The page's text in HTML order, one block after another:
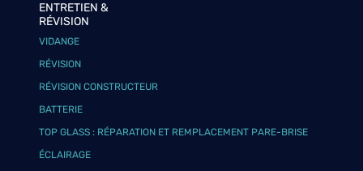
ENTRETIEN &
RÉVISION
VIDANGE
RÉVISION
RÉVISION CONSTRUCTEUR
BATTERIE
TOP GLASS : RÉPARATION ET REMPLACEMENT PARE-BRISE
ÉCLAIRAGE